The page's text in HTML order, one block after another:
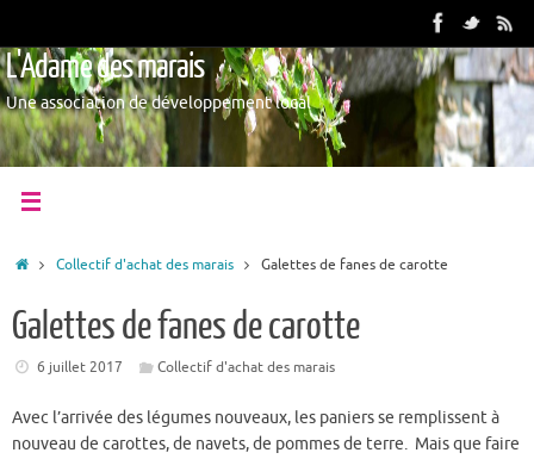
L'Adame des marais
Une association de développement local
Collectif d'achat des marais Galettes de fanes de carotte
Galettes de fanes de carotte
6 juillet 2017 Collectif d'achat des marais
Avec l’arrivée des légumes nouveaux, les paniers se remplissent à
nouveau de carottes, de navets, de pommes de terre. Mais que faire